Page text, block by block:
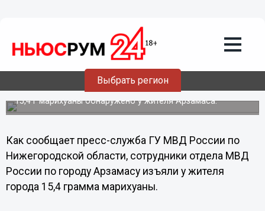
Выбрать регион
Нижегородец, у которого изъяли
сверток с марихуаной, находился в
состоянии наркотического опьянения
15,4 г марихуаны обнаружено у жителя Арзамаса.
Как сообщает пресс-служба ГУ МВД России по
Нижегородской области, сотрудники отдела МВД
России по городу Арзамасу изъяли у жителя
города 15,4 грамма марихуаны.